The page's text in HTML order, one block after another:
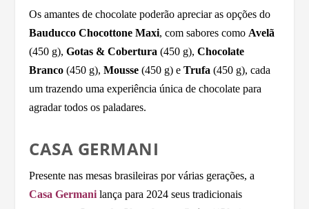
Os amantes de chocolate poderão apreciar as opções do
Bauducco Chocottone Maxi, com sabores como Avelã
(450 g),Gotas & Cobertura (450 g),Chocolate
Branco (450 g),Mousse (450 g) eTrufa (450 g), cada
um trazendo uma experiência única de chocolate para
agradar todos os paladares.
CASA GERMANI
Presente nas mesas brasileiras por várias gerações, a
Casa Germani lança para 2024 seus tradicionais